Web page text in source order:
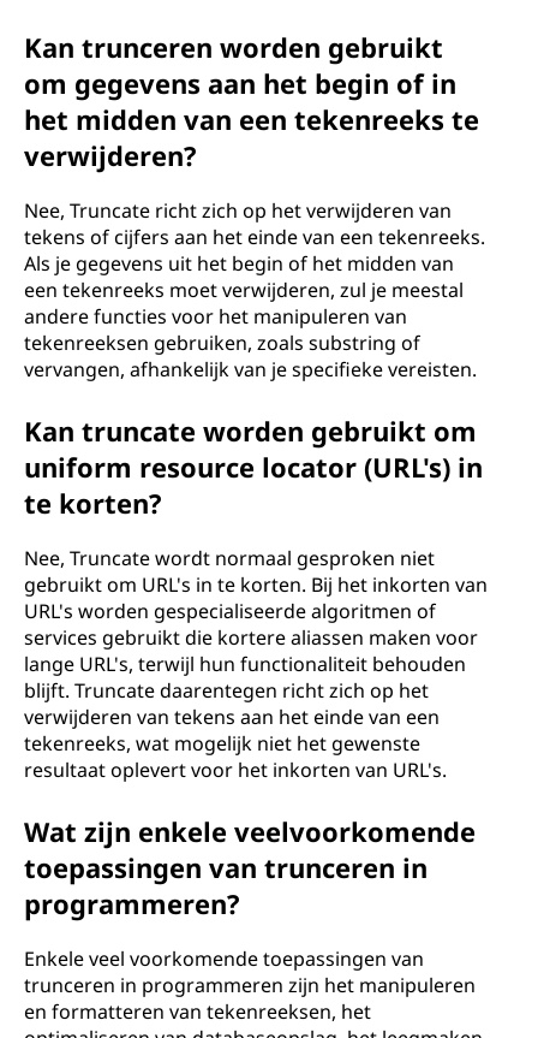
Kan trunceren worden gebruikt
om gegevens aan het begin of in
het midden van een tekenreeks te
verwijderen?
Nee, Truncate richt zich op het verwijderen van
tekens of cijfers aan het einde van een tekenreeks.
Als je gegevens uit het begin of het midden van
een tekenreeks moet verwijderen, zul je meestal
andere functies voor het manipuleren van
tekenreeksen gebruiken, zoals substring of
vervangen, afhankelijk van je specifieke vereisten.
Kan truncate worden gebruikt om
uniform resource locator (URL's) in
te korten?
Nee, Truncate wordt normaal gesproken niet
gebruikt om URL's in te korten. Bij het inkorten van
URL's worden gespecialiseerde algoritmen of
services gebruikt die kortere aliassen maken voor
lange URL's, terwijl hun functionaliteit behouden
blijft. Truncate daarentegen richt zich op het
verwijderen van tekens aan het einde van een
tekenreeks, wat mogelijk niet het gewenste
resultaat oplevert voor het inkorten van URL's.
Wat zijn enkele veelvoorkomende
toepassingen van trunceren in
programmeren?
Enkele veel voorkomende toepassingen van
trunceren in programmeren zijn het manipuleren
en formatteren van tekenreeksen, het